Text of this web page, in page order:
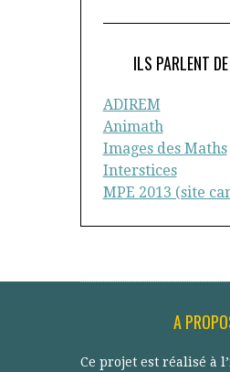
ILS PARLENT
ADIREM
Animath
Images des Maths
Interstices
MPE 2013 (site
A
Ce projet est réalisé à